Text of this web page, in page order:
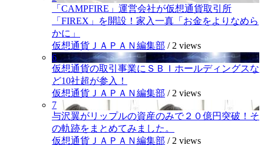
「CAMPFIRE」運営会社が仮想通貨取引所
「FIREX」を開設！家入一真「お金をよりなめら
かに」
仮想通貨ＪＡＰＡＮ編集部 / 2 views
6
仮想通貨の取引事業にＳＢＩホールディングスな
ど10社超が参入！
仮想通貨ＪＡＰＡＮ編集部 / 2 views
7
与沢翼がリップルの資産のみで２０億円突破！そ
の軌跡をまとめてみました。
仮想通貨ＪＡＰＡＮ編集部 / 2 views